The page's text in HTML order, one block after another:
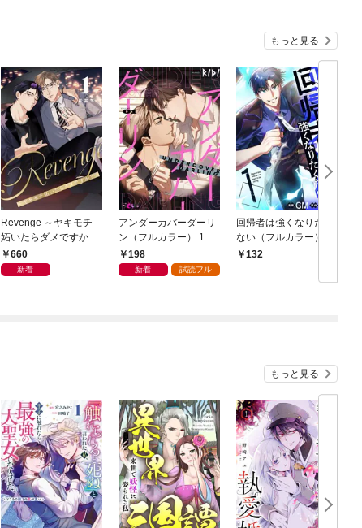
もっと見る
Revenge ～ヤキモチ
妬いたらダメですか？
～【描き下ろしおまけ
付き特装版】 1
660
新着
アンダーカバーダーリ
ン（フルカラー） 1
198
新着 試読フル
回帰者は強くなりたく
ない（フルカラー） 1
132
もっと見る